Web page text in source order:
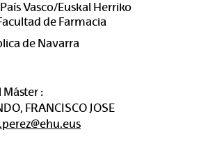
Vasco/Euskal Herriko
de Farmacia
de Navarra
Máster :
FRANCISCO JOSE